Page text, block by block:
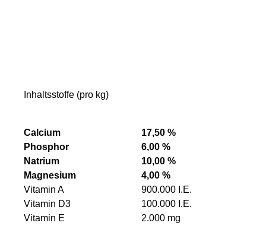
Inhaltsstoffe (pro kg)
Calcium
17,50 %
Phosphor
6,00 %
Natrium
10,00 %
Magnesium
4,00 %
Vitamin A
900.000 I.E.
Vitamin D3
100.000 I.E.
Vitamin E
2.000 mg